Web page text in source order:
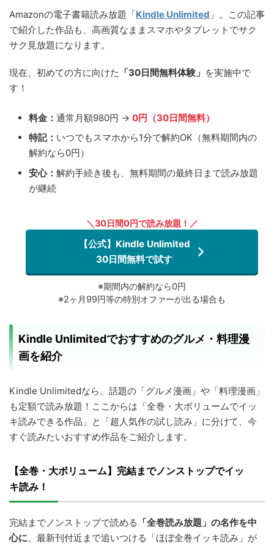
Amazonの電子書籍読み放題「Kindle Unlimited 」。この記事
で紹介した作品も、高画質なままスマホやタブレットでサク
サク見放題になります。
現在、初めての方に向けた 「30日間無料体験」 を実施中で
す！
料金： 通常月額980円 → 0円（30日間無料）
特記： いつでもスマホから1分で解約OK（無料期間内の
解約なら0円）
安心： 解約手続き後も、無料期間の最終日まで読み放題
が継続
＼30日間0円で読み放題！／
【公式】Kindle Unlimited
30日間無料で試す
※期間内の解約なら0円
※2ヶ月99円等の特別オファーが出る場合も
Kindle Unlimitedでおすすめのグルメ・料理漫
画を紹介
Kindle Unlimitedなら、話題の「グルメ漫画」や「料理漫画」
も定額で読み放題！ここからは「全巻・大ボリュームでイッ
キ読みできる作品」と「超人気作の試し読み」に分けて、今
すぐ読みたいおすすめ作品をご紹介します。
【全巻・大ボリューム】完結までノンストップでイッ
キ読み！
完結までノンストップで読める 「全巻読み放題」の名作を中
心に 、最新刊付近まで追いつける「ほぼ全巻イッキ読み」が